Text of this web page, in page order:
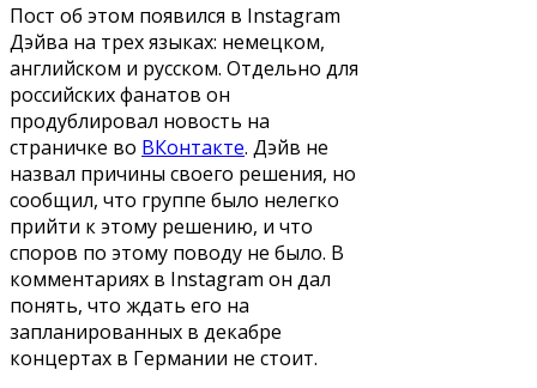
Пост об этом появился в Instagram
Дэйва на трех языках: немецком,
английском и русском. Отдельно для
российских фанатов он
продублировал новость на
страничке во ВКонтакте. Дэйв не
назвал причины своего решения, но
сообщил, что группе было нелегко
прийти к этому решению, и что
споров по этому поводу не было. В
комментариях в Instagram он дал
понять, что ждать его на
запланированных в декабре
концертах в Германии не стоит.